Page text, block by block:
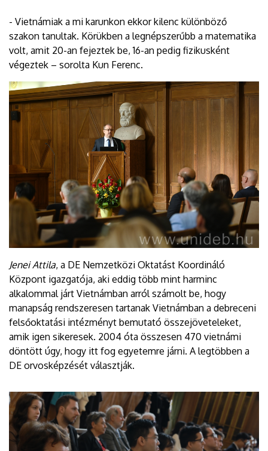
- Vietnámiak a mi karunkon ekkor kilenc különböző
szakon tanultak. Körükben a legnépszerűbb a matematika
volt, amit 20-an fejeztek be, 16-an pedig fizikusként
végeztek – sorolta Kun Ferenc.
Jenei Attila, a DE Nemzetközi Oktatást Koordináló
Központ igazgatója, aki eddig több mint harminc
alkalommal járt Vietnámban arról számolt be, hogy
manapság rendszeresen tartanak Vietnámban a debreceni
felsőoktatási intézményt bemutató összejöveteleket,
amik igen sikeresek. 2004 óta összesen 470 vietnámi
döntött úgy, hogy itt fog egyetemre járni. A legtöbben a
DE orvosképzését választják.